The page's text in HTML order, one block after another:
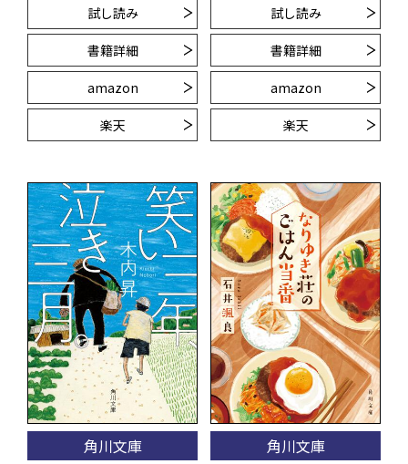
試し読み
書籍詳細
amazon
楽天
試し読み
書籍詳細
amazon
楽天
角川文庫 角川文庫